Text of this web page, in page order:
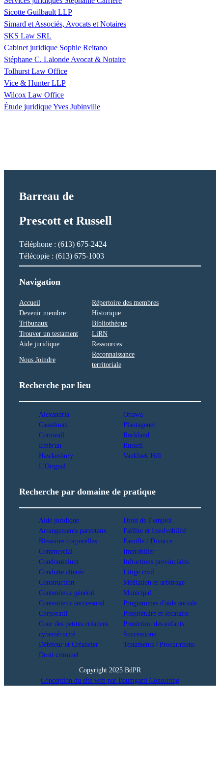
Sicotte Guilbault LLP
Simard et Associés, Avocats et Notaires
SKS Law SRL
Cabinet juridique Sophie Reitano
Stéphane C. Lalonde Avocat & Notaire
Tolhurst Law Office
Vice & Hunter LLP
Wilcox Law Office
Étude juridique Yves Jubinville
Barreau de
Prescott et Russell
Téléphone : (613) 675-2424
Télécopie : (613) 675-1003
Navigation
Accueil
Répertoire des membres
Devenir membre
Historique
Tribunaux
Bibliothèque
Trouver un testament
LiRN
Aide juridique
Ressources
Nous Joindre
Reconnaissance
territoriale
Recherche par lieu
Alexandria
Casselman
Cornwall
Embrun
Hawkesbury
L'Orignal
Ottawa
Plantagenet
Rockland
Russell
Vankleek Hill
Recherche par domaine de pratique
Aide juridique
Arrangements parentaux
Blessures corporelles
Commercial
Condominium
Conduite alterée
Construction
Contentieux général
Contentieux successoral
Corporatif
Cour des petites créances
cybersécurité
Débiteur et Créancier
Droit criminel
Droit de l’emploi
Faillite et Insolvabilité
Famille / Divorce
Immobilier
Infractions provinciales
Litige civil
Médiation et arbitrage
Municipal
Programmes d'aide sociale
Propriétaire et locataire
Protéction des enfants
Successions
Testaments / Procurations
Copyright 2025 BdPR
Conception du site web par Baumgartl Consulting